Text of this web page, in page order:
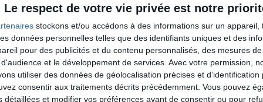
Le respect de votre vie privée est notre
stockons et/ou accédons à des informations sur un appareil,
données personnelles telles que des identifiants uniques et des
pour des publicités et du contenu personnalisés, des mesures
et le développement de services. Avec votre permission,
utiliser des données de géolocalisation précises et
consentir aux traitements décrits précédemment. Vous pouvez
détaillées et modifier vos préférences avant de consentir ou pour
les végans et les végétariens. Elle peut se
(comprimés, paillettes, poudre). Si la
le plus de propriétés, le goût le plus